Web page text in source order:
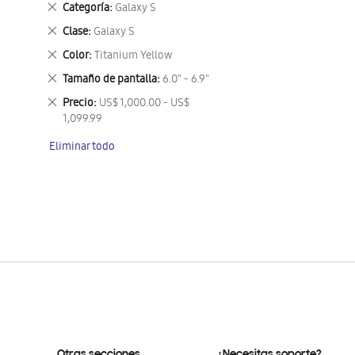
Categoría Galaxy S
Eliminar
este
artículo
Clase Galaxy S
Eliminar
este
artículo
Color Titanium Yellow
Eliminar
este
artículo
Tamaño de pantalla 6.0" - 6.9"
Eliminar
este
artículo
Precio US$ 1,000.00 - US$
1,099.99
Eliminar
este
Eliminar todo